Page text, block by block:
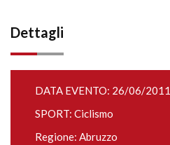
Dettagli
DATA EVENTO: 26/06/2011
SPORT: Ciclismo
Regione: Abruzzo